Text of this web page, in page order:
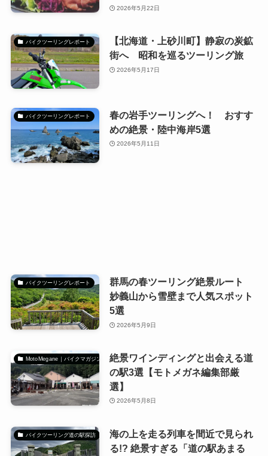
2026年5月22日
バイクツーリングレポート
【北海道・上砂川町】静寂の炭鉱
街へ 昭和を巡るツーリング旅
2026年5月17日
バイクツーリングレポート
春の岩手ツーリングへ！ おすす
めの絶景・陸中海岸5選
2026年5月11日
バイクツーリングレポート
群馬の春ツーリング絶景ルート
妙義山から雪壁まで人気スポット
5選
2026年5月9日
MotoMegane｜バイクマガジン
絶景ワインディングと出会える道
の駅3選【モトメガネ編集部厳
選】
2026年5月8日
バイクツーリング道の駅探訪
海の上を走る列車を間近で見られ
る!? 絶景すぎる「道の駅あまる